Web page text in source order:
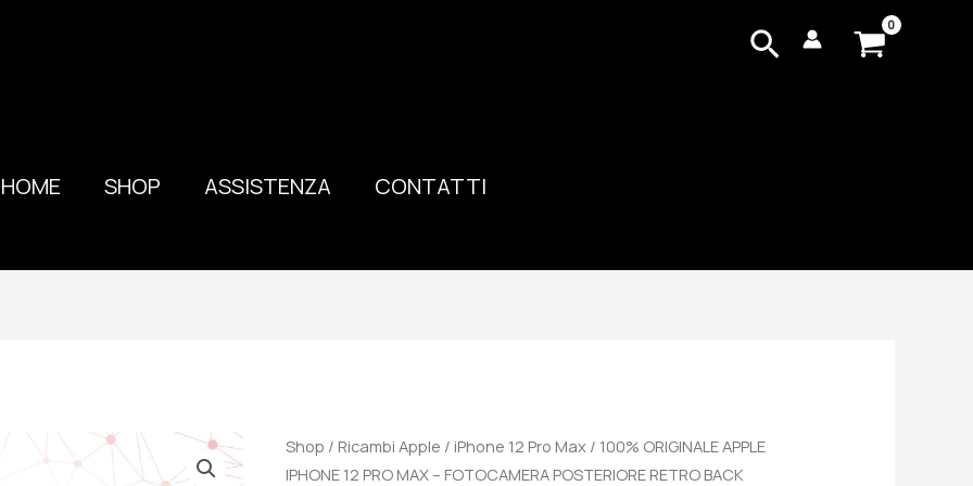
Cerca
HOME SHOP ASSISTENZA CONTATTI
Shop / Ricambi Apple / iPhone 12 Pro Max / 100% ORIGINALE APPLE
IPHONE 12 PRO MAX – FOTOCAMERA POSTERIORE RETRO BACK
100%
ORIGINALE